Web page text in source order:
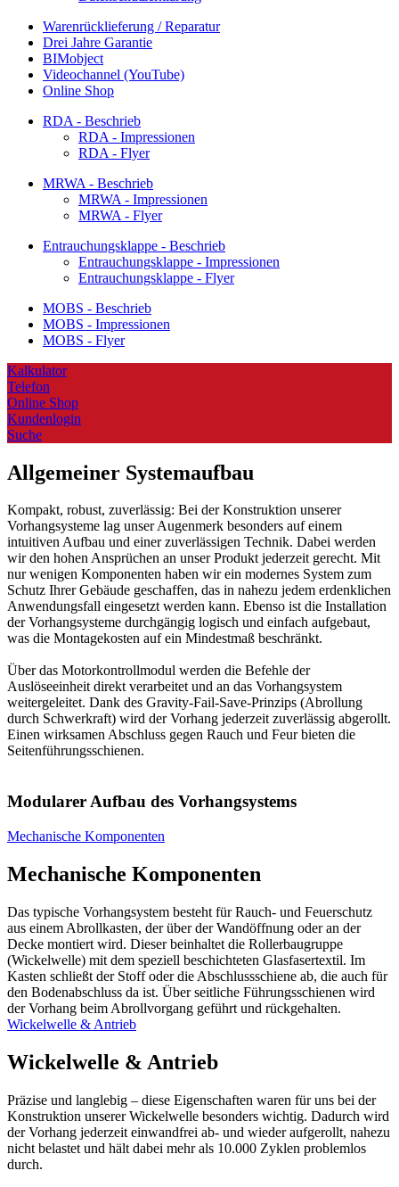
Warenrücklieferung / Reparatur
Drei Jahre Garantie
BIMobject
Videochannel (YouTube)
Online Shop
RDA - Beschrieb
RDA - Impressionen
RDA - Flyer
MRWA - Beschrieb
MRWA - Impressionen
MRWA - Flyer
Entrauchungsklappe - Beschrieb
Entrauchungsklappe - Impressionen
Entrauchungsklappe - Flyer
MOBS - Beschrieb
MOBS - Impressionen
MOBS - Flyer
Kalkulator
Telefon
Online Shop
Kundenlogin
Suche
Allgemeiner Systemaufbau
Kompakt, robust, zuverlässig: Bei der Konstruktion unserer
Vorhangsysteme lag unser Augenmerk besonders auf einem
intuitiven Aufbau und einer zuverlässigen Technik. Dabei werden
wir den hohen Ansprüchen an unser Produkt jederzeit gerecht. Mit
nur wenigen Komponenten haben wir ein modernes System zum
Schutz Ihrer Gebäude geschaffen, das in nahezu jedem erdenklichen
Anwendungsfall eingesetzt werden kann. Ebenso ist die Installation
der Vorhangsysteme durchgängig logisch und einfach aufgebaut,
was die Montagekosten auf ein Mindestmaß beschränkt.
Über das Motorkontrollmodul werden die Befehle der
Auslöseeinheit direkt verarbeitet und an das Vorhangsystem
weitergeleitet. Dank des Gravity-Fail-Save-Prinzips (Abrollung
durch Schwerkraft) wird der Vorhang jederzeit zuverlässig abgerollt.
Einen wirksamen Abschluss gegen Rauch und Feur bieten die
Seitenführungsschienen.
Modularer Aufbau des Vorhangsystems
Mechanische Komponenten
Mechanische Komponenten
Das typische Vorhangsystem besteht für Rauch- und Feuerschutz
aus einem Abrollkasten, der über der Wandöffnung oder an der
Decke montiert wird. Dieser beinhaltet die Rollerbaugruppe
(Wickelwelle) mit dem speziell beschichteten Glasfasertextil. Im
Kasten schließt der Stoff oder die Abschlussschiene ab, die auch für
den Bodenabschluss da ist. Über seitliche Führungsschienen wird
der Vorhang beim Abrollvorgang geführt und rückgehalten.
Wickelwelle & Antrieb
Wickelwelle & Antrieb
Präzise und langlebig – diese Eigenschaften waren für uns bei der
Konstruktion unserer Wickelwelle besonders wichtig. Dadurch wird
der Vorhang jederzeit einwandfrei ab- und wieder aufgerollt, nahezu
nicht belastet und hält dabei mehr als 10.000 Zyklen problemlos
durch.